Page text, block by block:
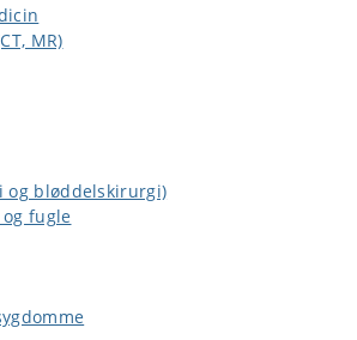
MR)
bløddelskirurgi)
fugle